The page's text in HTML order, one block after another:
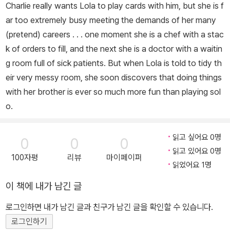
색빛》, 《꼬마 백만장자 삐삐》, 《내 이름은 삐삐 롱스타킹》에 그림을
그렸습니다.
Charlie really wants Lola to play cards with him, but she is f
artoo extremely busy meeting the demands of her many
(pretend) careers . . . one moment she is a chef with a stac
k of orders to fill, and the next she is a doctor with a waitin
g room full of sick patients. But when Lola is told to tidy th
eir very messy room, she soon discovers that doing things
with her brother is ever so much more fun than playing sol
o.
0
100자평
0
리뷰
0
마이페이퍼
읽고 싶어요 0명
읽고 있어요 0명
읽었어요 1명
이 책에 내가 남긴 글
로그인하면 내가 남긴 글과 친구가 남긴 글을 확인할 수 있습니다.
로그인하기